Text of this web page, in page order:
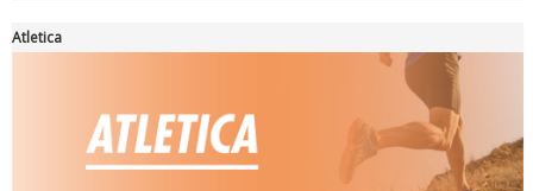
La formazione Uisp rallenta ma prosegue anche in estate
Atletica